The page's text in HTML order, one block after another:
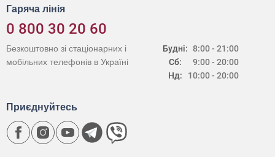
Гаряча лінія
0 800 30 20 60
Будні:
Сб:
Нд:
8:00 - 21:00
9:00 - 20:00
10:00 - 20:00
Безкоштовно зі стаціонарних і
мобільних телефонів в Україні
Приєднуйтесь